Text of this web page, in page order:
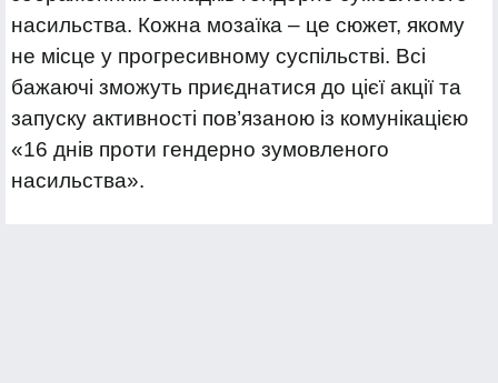
насильства. Кожна мозаїка – це сюжет, якому
не місце у прогресивному суспільстві. Всі
бажаючі зможуть приєднатися до цієї акції та
запуску активності пов’язаною із комунікацією
«16 днів проти гендерно зумовленого
насильства».